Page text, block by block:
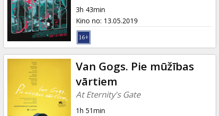
3h 43min
Kino no: 13.05.2019
Van Gogs. Pie mūžības
vārtiem
At Eternity's Gate
1h 51min